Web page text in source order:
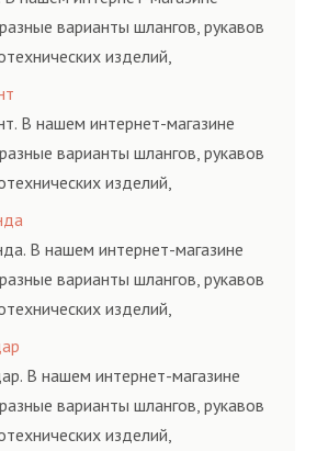
варианты шлангов, рукавов
изделий,
ГОСТам, техническим условиям
В нашем интернет-магазине
варианты шлангов, рукавов
изделий,
ГОСТам, техническим условиям
В нашем интернет-магазине
варианты шлангов, рукавов
изделий,
ГОСТам, техническим условиям
В нашем интернет-магазине
варианты шлангов, рукавов
изделий,